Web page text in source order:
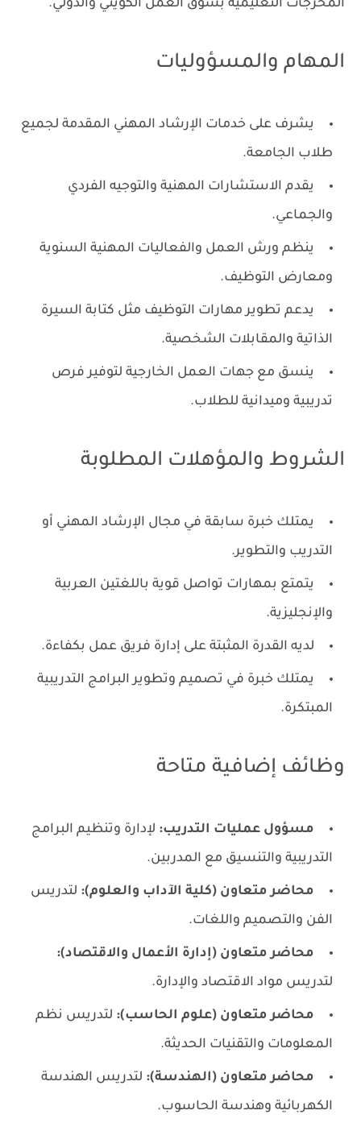
المخرجات التعليمية بسوق العمل الكويتي والدولي.
المهام والمسؤوليات
يشرف على خدمات الإرشاد المهني المقدمة لجميع
طلاب الجامعة.
يقدم الاستشارات المهنية والتوجيه الفردي
والجماعي.
ينظم ورش العمل والفعاليات المهنية السنوية
ومعارض التوظيف.
يدعم تطوير مهارات التوظيف مثل كتابة السيرة
الذاتية والمقابلات الشخصية.
ينسق مع جهات العمل الخارجية لتوفير فرص
تدريبية وميدانية للطلاب.
الشروط والمؤهلات المطلوبة
يمتلك خبرة سابقة في مجال الإرشاد المهني أو
التدريب والتطوير.
يتمتع بمهارات تواصل قوية باللغتين العربية
والإنجليزية.
لديه القدرة المثبتة على إدارة فريق عمل بكفاءة.
يمتلك خبرة في تصميم وتطوير البرامج التدريبية
المبتكرة.
وظائف إضافية متاحة
مسؤول عمليات التدريب: لإدارة وتنظيم البرامج
التدريبية والتنسيق مع المدربين.
محاضر متعاون (كلية الآداب والعلوم): لتدريس
الفن والتصميم واللغات.
محاضر متعاون (إدارة الأعمال والاقتصاد):
لتدريس مواد الاقتصاد والإدارة.
محاضر متعاون (علوم الحاسب): لتدريس نظم
المعلومات والتقنيات الحديثة.
محاضر متعاون (الهندسة): لتدريس الهندسة
الكهربائية وهندسة الحاسوب.